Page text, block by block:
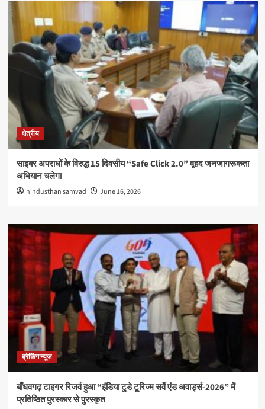
क्षेत्रीय
साइबर अपराधों के विरुद्ध 15 दिवसीय “Safe Click 2.0” वृहद जनजागरूकता
अभियान चलेगा
hindusthan samvad June 16, 2026
ब्रेकिंग न्यूज
बाँधवगढ़ टाइगर रिजर्व हुआ “इंडिया टुडे टूरिज्म सर्वे एंड अवार्ड्स-2026” में
प्रतिष्ठित पुरस्कार से पुरस्कृत